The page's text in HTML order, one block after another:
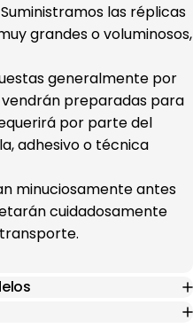
Suministramos las réplicas
grandes o voluminosos,
generalmente por
preparadas para
por parte del
adhesivo o técnica
minuciosamente antes
cuidadosamente